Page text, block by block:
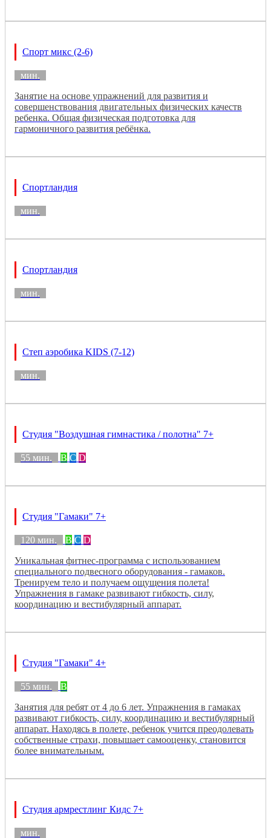
Спорт микс (2-6)
мин.
Занятие на основе упражнений для развития и
совершенствования двигательных физических качеств
ребенка. Общая физическая подготовка для
гармоничного развития ребёнка.
Спортландия
мин.
Спортландия
мин.
Степ аэробика KIDS (7-12)
мин.
Студия "Воздушная гимнастика / полотна" 7+
55 мин. B C D
Студия "Гамаки" 7+
120 мин. B C D
Уникальная фитнес-программа с использованием
специального подвесного оборудования - гамаков.
Тренируем тело и получаем ощущения полета!
Упражнения в гамаке развивают гибкость, силу,
координацию и вестибулярный аппарат.
Студия "Гамаки" 4+
55 мин.
B
Занятия для ребят от 4 до 6 лет. Упражнения в гамаках
развивают гибкость, силу, координацию и вестибулярный
аппарат. Находясь в полете, ребенок учится преодолевать
собственные страхи, повышает самооценку, становится
более внимательным.
Студия армрестлинг Кидс 7+
мин.